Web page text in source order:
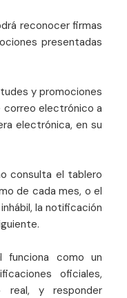
reconocer firmas
presentadas
y promociones
correo electrónico a
electrónica, en su
consulta el tablero
de cada mes, o el
la notificación
funciona como un
oficiales,
y responder